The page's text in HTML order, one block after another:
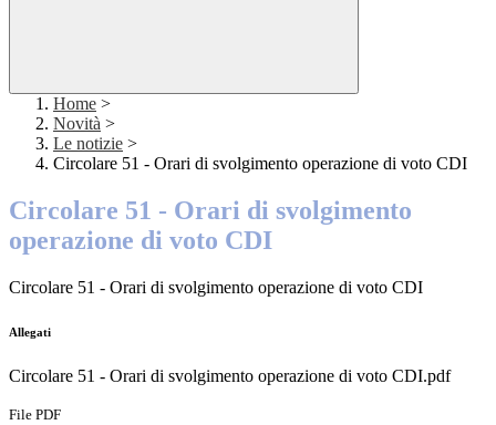
Home >
Novità >
Le notizie >
Circolare 51 - Orari di svolgimento operazione di voto CDI
Circolare 51 - Orari di svolgimento
operazione di voto CDI
Circolare 51 - Orari di svolgimento operazione di voto CDI
Allegati
Circolare 51 - Orari di svolgimento operazione di voto CDI.pdf
File PDF